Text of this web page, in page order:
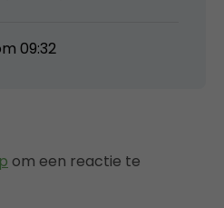
09:32
om een reactie te